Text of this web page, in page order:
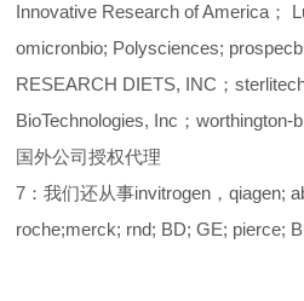
Innovative Research of America；
omicronbio; Polysciences;
RESEARCH DIETS, INC；
BioTechnologies, Inc；worthington-
国外公司授权代理
7：我们还从事invitrogen，qiagen;
roche;merck; rnd; BD; GE; pierce;